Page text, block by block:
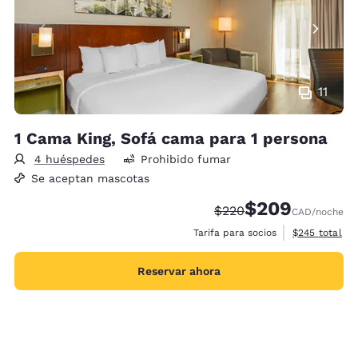
11
1 Cama King, Sofá cama para 1 persona
4 huéspedes
Prohibido fumar
Se aceptan mascotas
Precio tachado:
$220Precio con
$209CAD/noche
Tarifa para socios
Ver detalles
$245 total
Reservar ahora